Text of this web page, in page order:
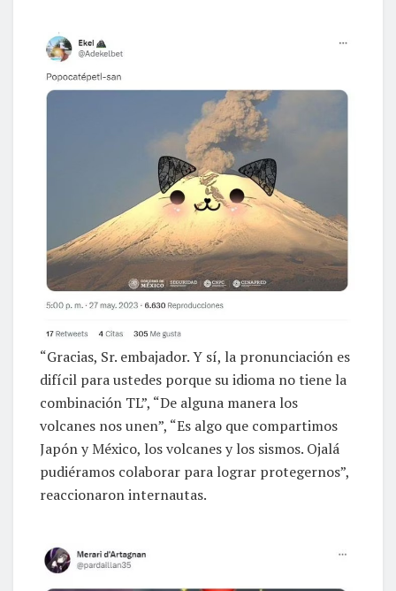
“Gracias, Sr. embajador. Y sí, la pronunciación es
difícil para ustedes porque su idioma no tiene la
combinación TL”, “De alguna manera los
volcanes nos unen”, “Es algo que compartimos
Japón y México, los volcanes y los sismos. Ojalá
pudiéramos colaborar para lograr protegernos”,
reaccionaron internautas.